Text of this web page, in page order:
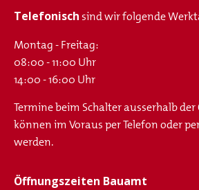
Telefonischsind wir folgende
Montag - Freitag:
08:00 - 11:00 Uhr
14:00 - 16:00 Uhr
Termine beim Schalter ausserhalb
können im Voraus per Telefon oder
werden.
Öffnungszeiten Bauamt